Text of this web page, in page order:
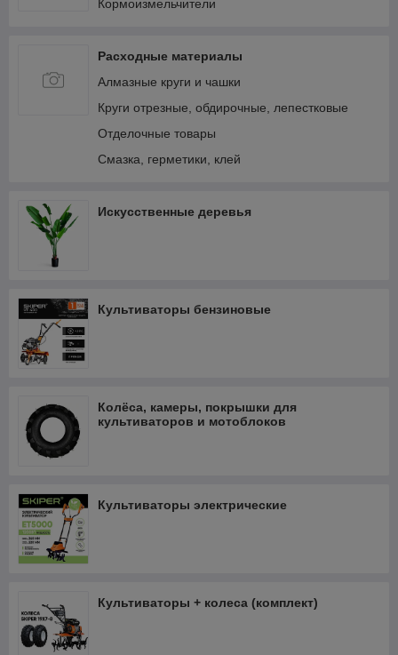
Кормоизмельчители
Расходные материалы
Алмазные круги и чашки
Круги отрезные, обдирочные, лепестковые
Отделочные товары
Смазка, герметики, клей
Искусственные деревья
Культиваторы бензиновые
Колёса, камеры, покрышки для
культиваторов и мотоблоков
Культиваторы электрические
Культиваторы + колеса (комплект)